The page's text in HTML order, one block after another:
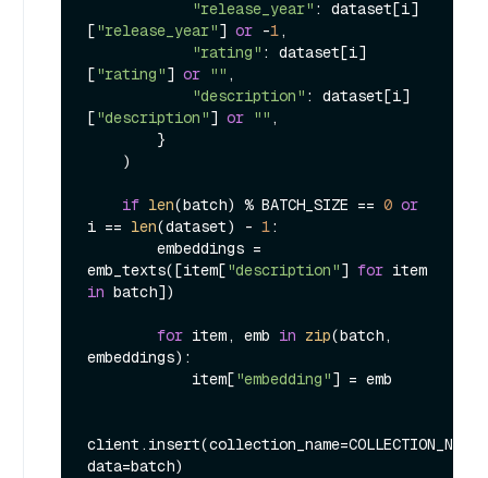
"release_year" : dataset[i]
["release_year"] or -1,
"rating" : dataset[i]
["rating"] or "" ,
"description" : dataset[i]
["description"] or "" ,
if len(batch) % BATCH_SIZE == 0 or
i == len(dataset) - 1:
emb_texts([item["description"] for
in batch])
for item, emb in zip(batch,
embeddings):
            item[
"embedding"] = emb
client.insert(collection_name=COLLECTION_NAME,
data=batch)